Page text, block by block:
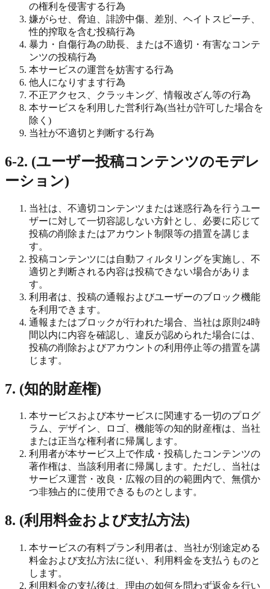
の権利を侵害する行為
嫌がらせ、脅迫、誹謗中傷、差別、ヘイトスピーチ、
性的搾取を含む投稿行為
暴力・自傷行為の助長、または不適切・有害なコンテ
ンツの投稿行為
本サービスの運営を妨害する行為
他人になりすます行為
不正アクセス、クラッキング、情報改ざん等の行為
本サービスを利用した営利行為(当社が許可した場合を
除く)
当社が不適切と判断する行為
6-2. (ユーザー投稿コンテンツのモデレ
ーション)
当社は、不適切コンテンツまたは迷惑行為を行うユー
ザーに対して一切容認しない方針とし、必要に応じて
投稿の削除またはアカウント制限等の措置を講じま
す。
投稿コンテンツには自動フィルタリングを実施し、不
適切と判断される内容は投稿できない場合がありま
す。
利用者は、投稿の通報およびユーザーのブロック機能
を利用できます。
通報またはブロックが行われた場合、当社は原則24時
間以内に内容を確認し、違反が認められた場合には、
投稿の削除およびアカウントの利用停止等の措置を講
じます。
7. (知的財産権)
本サービスおよび本サービスに関連する一切のプログ
ラム、デザイン、ロゴ、機能等の知的財産権は、当社
または正当な権利者に帰属します。
利用者が本サービス上で作成・投稿したコンテンツの
著作権は、当該利用者に帰属します。ただし、当社は
サービス運営・改良・広報の目的の範囲内で、無償か
つ非独占的に使用できるものとします。
8. (利用料金および支払方法)
本サービスの有料プラン利用者は、当社が別途定める
料金および支払方法に従い、利用料金を支払うものと
します。
利用料金の支払後は、理由の如何を問わず返金を行い